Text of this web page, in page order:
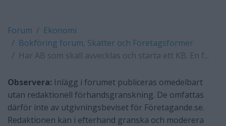
Forum
Ekonomi
Bokföring forum, Skatter och Företagsformer
Har AB som skall avvecklas och starta ett KB. En f...
Observera: Inlägg i forumet publiceras omedelbart
utan redaktionell förhandsgranskning. De omfattas
därför inte av utgivningsbeviset för Företagande.se.
Redaktionen kan i efterhand granska och moderera